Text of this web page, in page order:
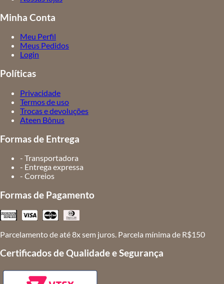
Minha Conta
Meu Perfil
Meus Pedidos
Login
Políticas
Privacidade
Termos de uso
Trocas e devoluções
Ateen Bônus
Formas de Entrega
- Transportadora
- Entrega expressa
- Correios
Formas de Pagamento
Parcelamento de até 8x sem juros. Parcela mínima de R$150
Certificados de Qualidade e Segurança